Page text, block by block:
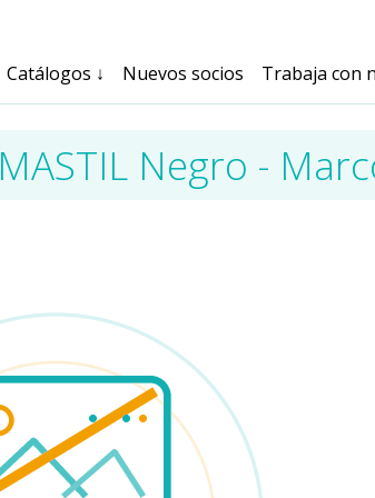
Catálogos ↓ Nuevos socios Trabaja con
MASTIL Negro -